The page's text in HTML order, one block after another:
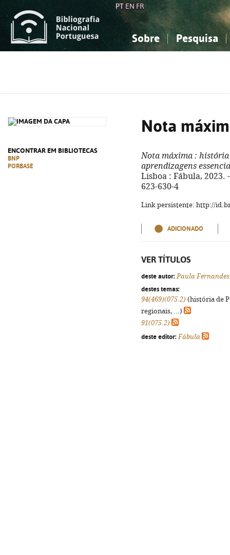
PT EN FR
Sobre Pesquisa
ENCONTRAR EM BIBLIOTECAS
BNP
PORBASE
Nota
Nota máxima : história
aprendizagens
Lisboa : Fábula, 2023.
623-630-4
Link persistente: http://
ADICIONADO
VER TÍTULOS
deste autor: Paula Fernandes
destes temas:
94(469)(075.2) (história de
regionais, ...)
91(075.2)
deste editor: Fábula